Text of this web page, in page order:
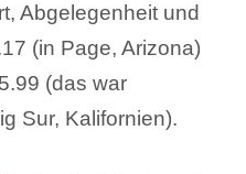
Abgelegenheit und
(in Page, Arizona)
(das war
Sur, Kalifornien).